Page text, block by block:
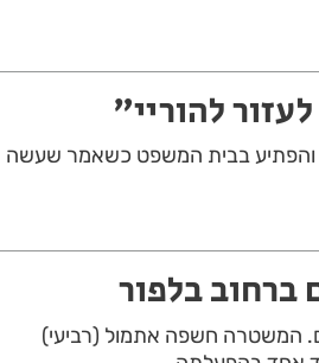
להוריי"
והפתיע בבית המשפט כשאמר שעשה
בלפור
המשטרה חשפה אתמול (רביעי)